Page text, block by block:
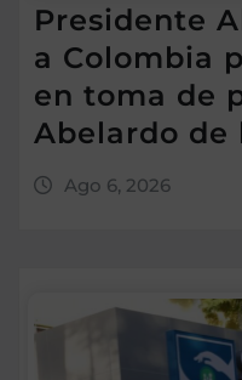
Presidente
a Colombia
en toma de
Abelardo de
Ago 6, 2026